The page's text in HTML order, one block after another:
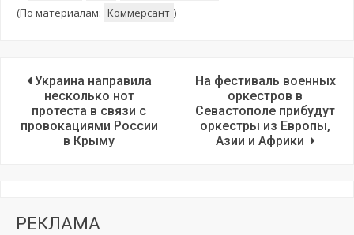
(По материалам: Коммерсант )
Украина направила
несколько нот
протеста в связи с
провокациями России
в Крыму
На фестиваль военных
оркестров в
Севастополе прибудут
оркестры из Европы,
Азии и Африки
РЕКЛАМА